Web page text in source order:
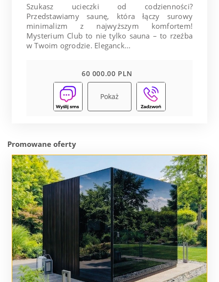
Szukasz ucieczki od codzienności?
Przedstawiamy saunę, która łączy surowy
minimalizm z najwyższym komfortem!
Mysterium Club to nie tylko sauna – to rzeźba
w Twoim ogrodzie. Eleganck...
60 000.00 PLN
Pokaż
Promowane oferty